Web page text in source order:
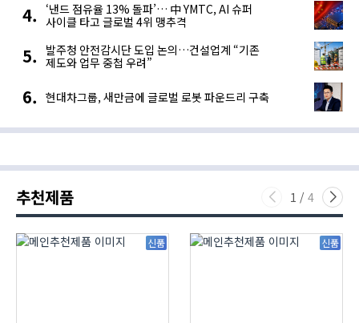
‘낸드 점유율 13% 돌파’… 中 YMTC, AI 슈퍼
사이클 타고 글로벌 4위 맹추격
발주청 안전감시단 도입 논의…건설업계 “기존
제도와 업무 중첩 우려”
현대차그룹, 새만금에 글로벌 로봇 파운드리 구축
추천제품 1 / 4
신품 신품